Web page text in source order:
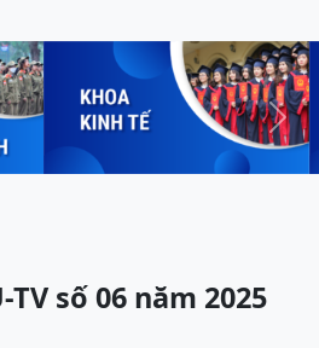
Next
số 06 năm 2025